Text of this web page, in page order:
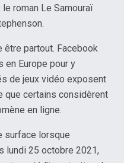
roman Le Samouraï
être partout. Facebook
en Europe pour y
de jeux vidéo exposent
que certains considèrent
en ligne.
surface lorsque
lundi 25 octobre 2021,